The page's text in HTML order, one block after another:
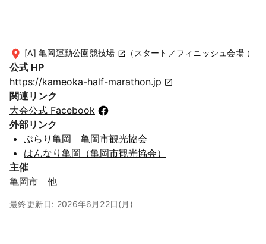
[A] 亀岡運動公園競技場 （スタート／フィニッシュ会場 ）
公式 HP
https://kameoka-half-marathon.jp
関連リンク
大会公式 Facebook
外部リンク
ぶらり亀岡 亀岡市観光協会
はんなり亀岡（亀岡市観光協会）
主催
亀岡市 他
最終更新日: 2026年6月22日(月)